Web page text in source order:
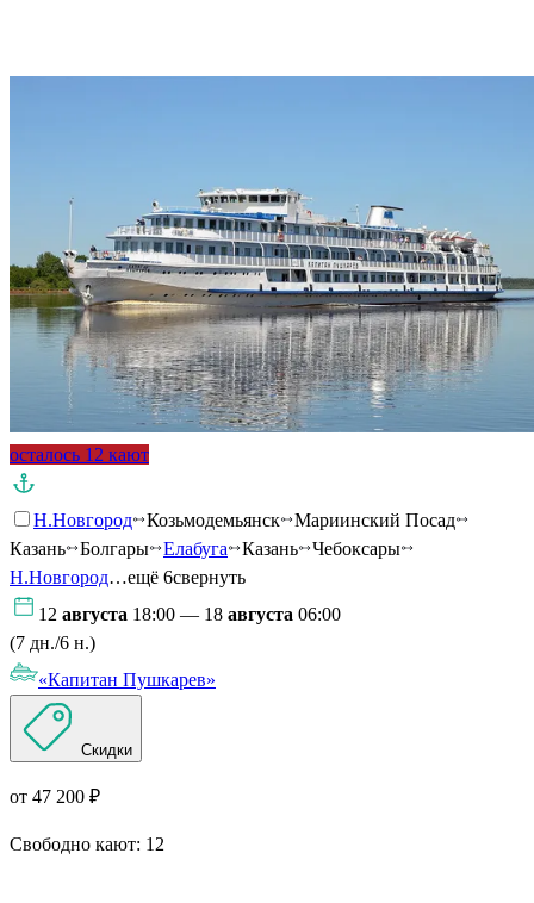
осталось 12 кают
Н.Новгород Козьмодемьянск
Мариинский Посад
Казань
Болгары Елабуга Казань
Чебоксары
Н.Новгород…ещё 6свернуть
12 августа 18:00 — 18 августа 06:00
(7 дн./6 н.)
«Капитан Пушкарев»
Скидки
от 47 200 ₽
Свободно кают: 12